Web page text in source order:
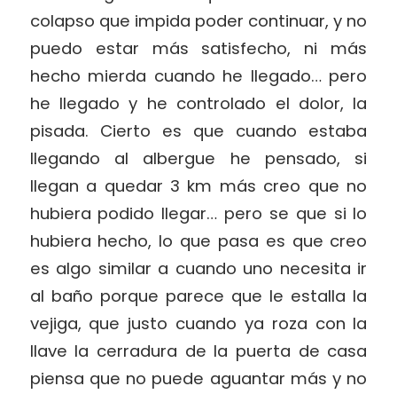
colapso que impida poder continuar, y no
puedo estar más satisfecho, ni más
hecho mierda cuando he llegado… pero
he llegado y he controlado el dolor, la
pisada. Cierto es que cuando estaba
llegando al albergue he pensado, si
llegan a quedar 3 km más creo que no
hubiera podido llegar… pero se que si lo
hubiera hecho, lo que pasa es que creo
es algo similar a cuando uno necesita ir
al baño porque parece que le estalla la
vejiga, que justo cuando ya roza con la
llave la cerradura de la puerta de casa
piensa que no puede aguantar más y no